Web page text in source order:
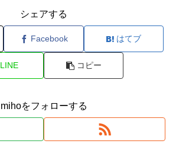
シェアする
Facebook はてブ
LINE コピー
mihoをフォローする